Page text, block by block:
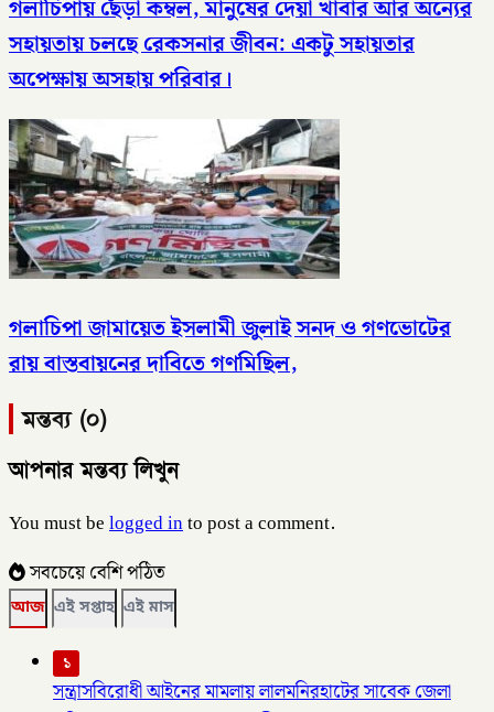
গলাচিপায় ছেঁড়া কম্বল, মানুষের দেয়া খাবার আর অন্যের
সহায়তায় চলছে রেকসনার জীবন: একটু সহায়তার
অপেক্ষায় অসহায় পরিবার।
গলাচিপা জামায়েত ইসলামী জুলাই সনদ ও গণভোটের
রায় বাস্তবায়নের দাবিতে গণমিছিল,
মন্তব্য (০)
আপনার মন্তব্য লিখুন
You must belogged into post a comment.
সবচেয়ে বেশি পঠিত
আজ এই সপ্তাহ এই মাস
১
সন্ত্রাসবিরোধী আইনের মামলায় লালমনিরহাটের সাবেক জেলা